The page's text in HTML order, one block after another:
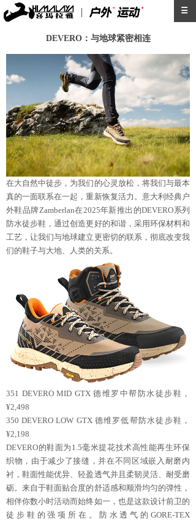
DEVERO：与地球紧密相连
在大自然中徒步，为我们的心灵放松，将我们与最本
真的一面联系在一起，重新恢复活力。意大利经典户
外鞋品牌Zamberlan在2025年新推出的DEVERO系列
防水徒步鞋，通过创造更好的和谐，采用环保材料和
工艺，让我们与地球建立更密切的联系，彻底改变我
们的鞋子与大地、人类的关系。
351 DEVERO MID GTX 德维罗中帮防水徒步鞋，
¥2,498
350 DEVERO LOW GTX 德维罗低帮防水徒步鞋，
¥2,198
DEVERO的鞋面为1.5毫米提花技术高性能再生环保
织物，由于减少了接缝，并在不同区域嵌入耐磨内
衬，鞋面性能优异、轻盈透气并且柔韧灵活、耐受磨
砺。来自于鞋面贴合度的舒适感和顺滑均匀的弹性，
相伴你数小时活动而始终如一，也是这款设计前卫的
徒步鞋的强项所在。防水透气的GORE-TEX